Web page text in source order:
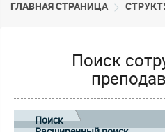
ГЛАВНАЯ СТРАНИЦА
Поиск
Поиск